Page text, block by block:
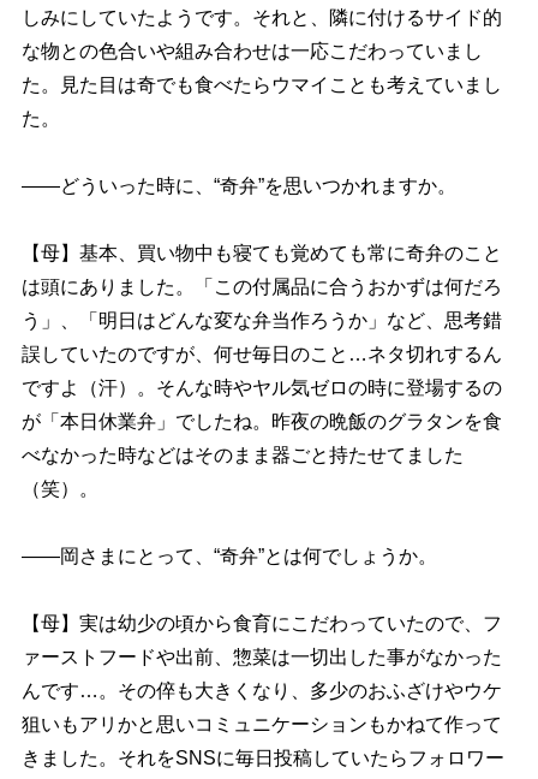
しみにしていたようです。それと、隣に付けるサイド的
な物との色合いや組み合わせは一応こだわっていまし
た。見た目は奇でも食べたらウマイことも考えていまし
た。
――どういった時に、“奇弁”を思いつかれますか。
【母】基本、買い物中も寝ても覚めても常に奇弁のこと
は頭にありました。「この付属品に合うおかずは何だろ
う」、「明日はどんな変な弁当作ろうか」など、思考錯
誤していたのですが、何せ毎日のこと…ネタ切れするん
ですよ（汗）。そんな時やヤル気ゼロの時に登場するの
が「本日休業弁」でしたね。昨夜の晩飯のグラタンを食
べなかった時などはそのまま器ごと持たせてました
（笑）。
――岡さまにとって、“奇弁”とは何でしょうか。
【母】実は幼少の頃から食育にこだわっていたので、フ
ァーストフードや出前、惣菜は一切出した事がなかった
んです…。その倅も大きくなり、多少のおふざけやウケ
狙いもアリかと思いコミュニケーションもかねて作って
きました。それをSNSに毎日投稿していたらフォロワー